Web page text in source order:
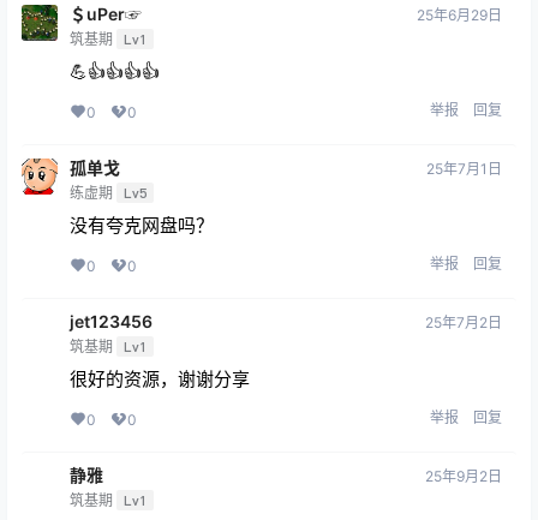
＄uΡer☞
筑基期 Lv1
25年6月29日
💪👍👍👍👍
0 0 举报 回复
孤单戈
练虚期 Lv5
25年7月1日
没有夸克网盘吗？
0 0 举报 回复
jet123456
筑基期 Lv1
25年7月2日
很好的资源，谢谢分享
0 0 举报 回复
静雅
筑基期 Lv1
25年9月2日